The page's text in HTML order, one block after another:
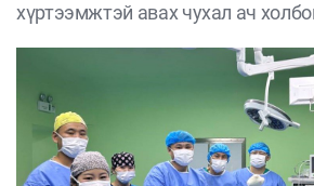
хүртээмжтэй авах чухал ач